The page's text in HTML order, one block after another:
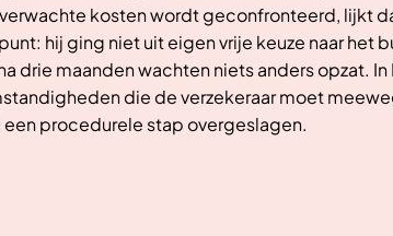
kosten wordt geconfronteerd, lijkt
hij ging niet uit eigen vrije keuze naar het
drie maanden wachten niets anders opzat.
die de verzekeraar moet
procedurele stap overgeslagen.